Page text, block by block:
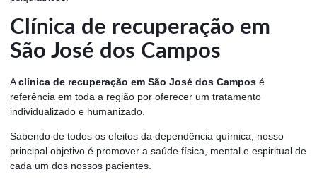
Clínica de recuperação em
São José dos Campos
Aclínica de recuperação em São José dos Campos é
referência em toda a região por oferecer um tratamento
individualizado e humanizado.
Sabendo de todos os efeitos da dependência química, nosso
principal objetivo é promover a saúde física, mental e espiritual de
cada um dos nossos pacientes.